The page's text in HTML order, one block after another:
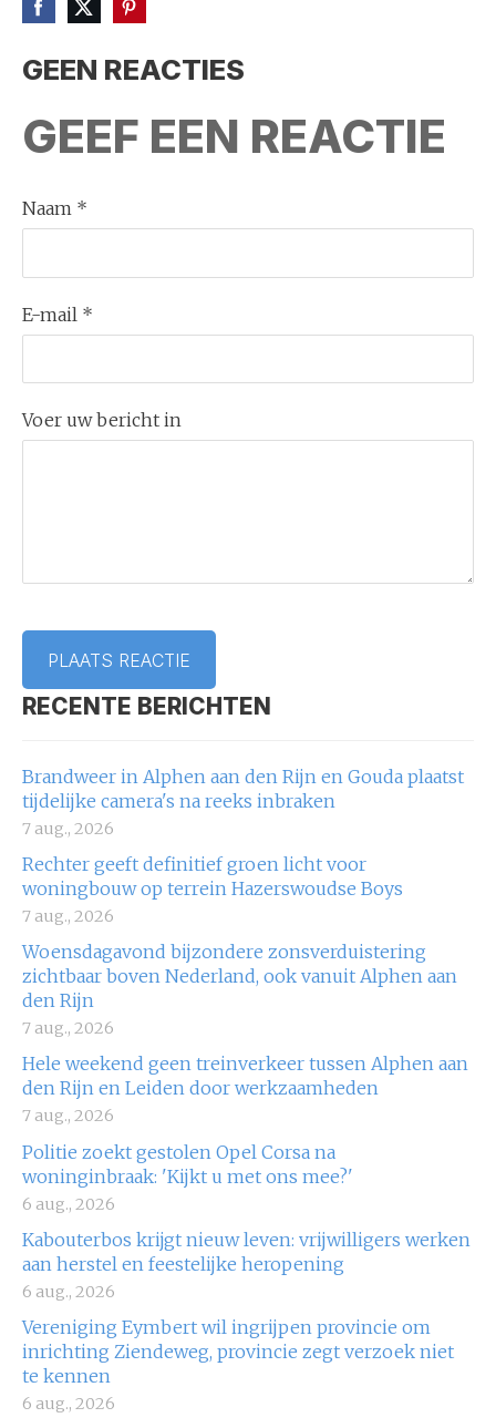
RECENTE BERICHTEN
Brandweer in Alphen aan den Rijn en Gouda plaatst
tijdelijke camera's na reeks inbraken
7 aug., 2026
Rechter geeft definitief groen licht voor
woningbouw op terrein Hazerswoudse Boys
7 aug., 2026
Woensdagavond bijzondere zonsverduistering
zichtbaar boven Nederland, ook vanuit Alphen aan
den Rijn
7 aug., 2026
Hele weekend geen treinverkeer tussen Alphen aan
den Rijn en Leiden door werkzaamheden
7 aug., 2026
Politie zoekt gestolen Opel Corsa na
woninginbraak: 'Kijkt u met ons mee?'
6 aug., 2026
Kabouterbos krijgt nieuw leven: vrijwilligers werken
aan herstel en feestelijke heropening
6 aug., 2026
Vereniging Eymbert wil ingrijpen provincie om
inrichting Ziendeweg, provincie zegt verzoek niet
te kennen
6 aug., 2026
GEEN REACTIES
GEEF EEN REACTIE
Naam *
E-mail *
Voer uw bericht in